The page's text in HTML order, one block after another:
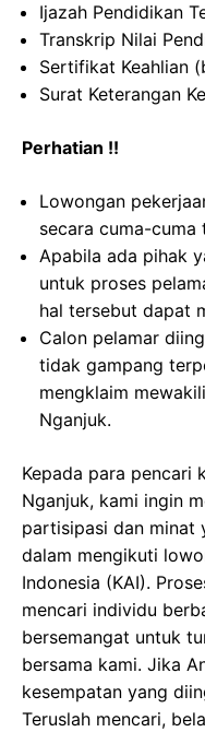
Ijazah Pendidikan
Transkrip Nilai
Sertifikat Keahlian
Surat Keterangan
Perhatian !!
Lowongan
secara cuma-cuma
Apabila ada pihak
untuk proses
hal tersebut dapat
Calon pelamar
tidak gampang
mengklaim
Nganjuk.
Kepada para pencari
Nganjuk, kami ingin
partisipasi dan minat
dalam mengikuti
Indonesia (KAI).
mencari individu
bersemangat untuk
bersama kami. Jika
kesempatan yang
Teruslah mencari,